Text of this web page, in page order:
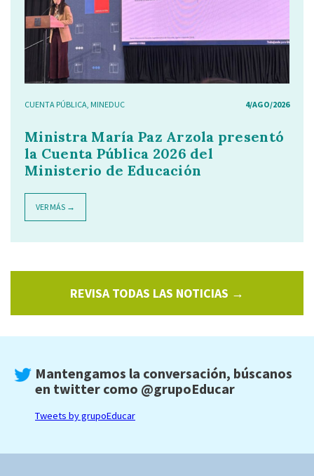
CUENTA PÚBLICA, MINEDUC 4/AGO/2026
Ministra María Paz Arzola presentó
la Cuenta Pública 2026 del
Ministerio de Educación
VER MÁS →
REVISA TODAS LAS NOTICIAS →
Mantengamos la conversación, búscanos
en twitter como @grupoEducar
Tweets by grupoEducar